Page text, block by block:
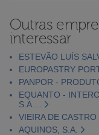
Outras
interessar
ESTEVÃO LUÍS
EUROPASTRY
PANPOR -
EQUANTO -
S.A....
VIEIRA DE
AQUINOS, S.A.